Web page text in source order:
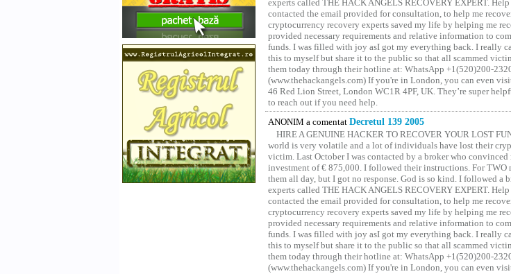
experts called THE HACK ANGELS RECOVERY EXPERT.
contacted the email provided for consultation, to help me
cryptocurrency recovery experts saved my life by helping me
provided necessary requirements and relative information to
funds. I was filled with joy asI got my everything back. I really
this to myself but share it to the public so that all scammed
them today through their hotline at: WhatsApp +1(520)200-
(www.thehackangels.com) If you're in London, you can even
46 Red Lion Street, London WC1R 4PF, UK. They’re super
to reach out if you need help.
ANONIM a comentat Decretul 139 2005
HIRE A GENUINE HACKER TO RECOVER YOUR LOST
world is very volatile and a lot of individuals have lost their
victim. Last October I was contacted by a broker who
investment of € 875,000. I followed their instructions. For TWO
them all day, but I got no response. God is so kind. I followed a
experts called THE HACK ANGELS RECOVERY EXPERT.
contacted the email provided for consultation, to help me
cryptocurrency recovery experts saved my life by helping me
provided necessary requirements and relative information to
funds. I was filled with joy asI got my everything back. I really
this to myself but share it to the public so that all scammed
them today through their hotline at: WhatsApp +1(520)200-
(www.thehackangels.com) If you're in London, you can even